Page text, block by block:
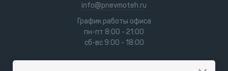
info@pnevmoteh.ru
График работы офиса
пн-пт 8:00 - 21:00
сб-вс 9:00 - 18:00